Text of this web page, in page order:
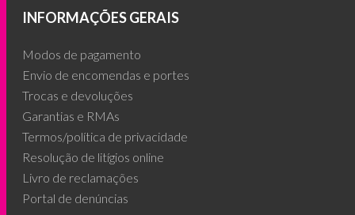
INFORMAÇÕES GERAIS
Modos de pagamento
Envio de encomendas e portes
Trocas e devoluções
Garantias e RMAs
Termos/política de privacidade
Resolução de litígios online
Livro de reclamações
Portal de denúncias